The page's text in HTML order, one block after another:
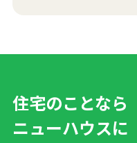
住宅のことなら
ニューハウスに